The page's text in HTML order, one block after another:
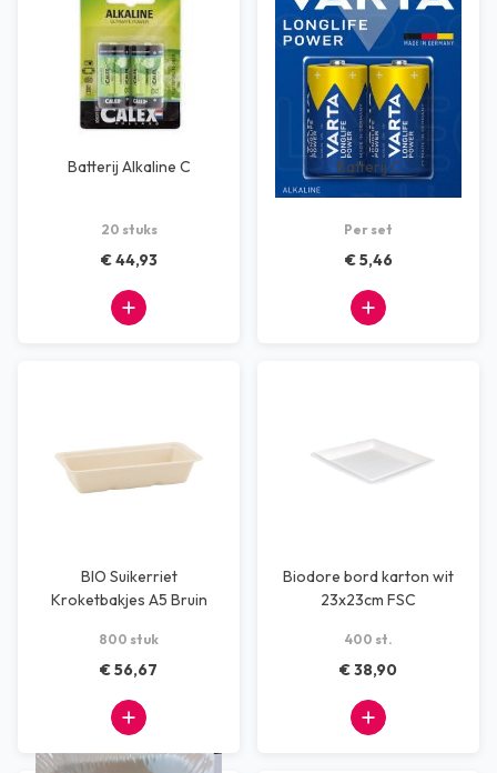
Batterij Alkaline C
20 stuks
€ 44,93
Batterij C
Per set
€ 5,46
BIO Suikerriet
Kroketbakjes A5 Bruin
800 stuk
€ 56,67
Biodore bord karton wit
23x23cm FSC
400 st.
€ 38,90